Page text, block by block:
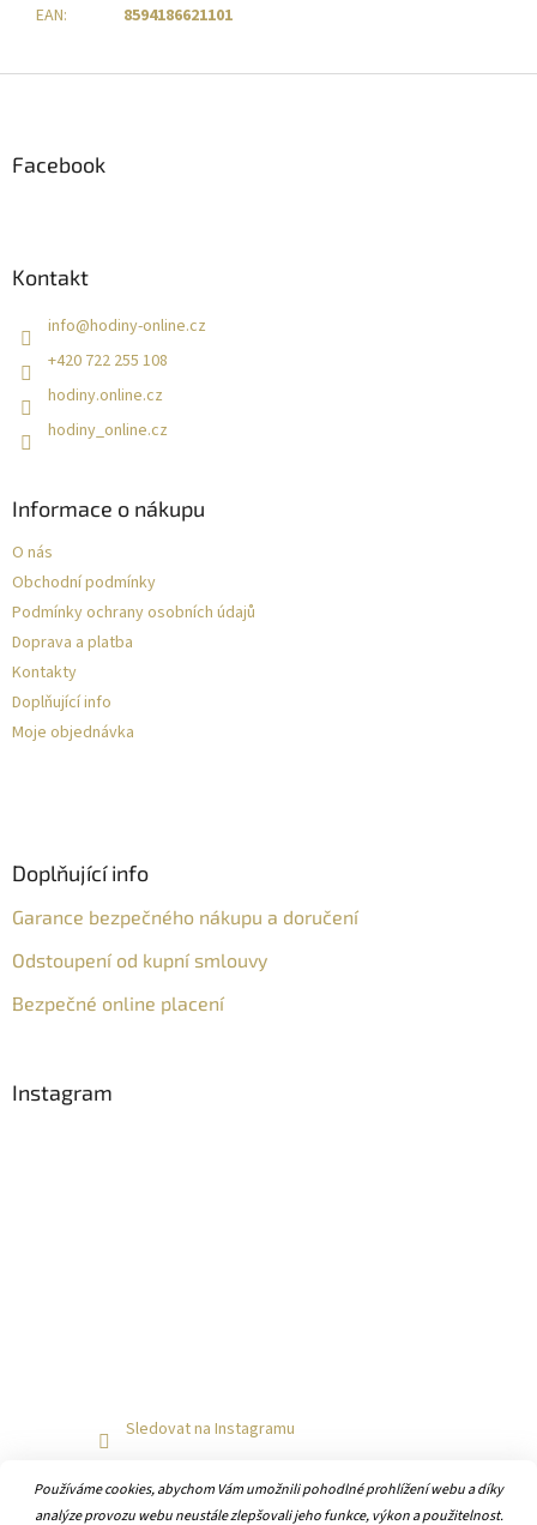
Používáme cookies, abychom Vám umožnili pohodlné prohlížení webu a díky
analýze provozu webu neustále zlepšovali jeho funkce, výkon a použitelnost.
EAN: 8594186621101
Facebook
Kontakt
info@hodiny-online.cz
+420 722 255 108
hodiny.online.cz
hodiny_online.cz
Informace o nákupu
O nás
Obchodní podmínky
Podmínky ochrany osobních údajů
Doprava a platba
Kontakty
Doplňující info
Moje objednávka
Doplňující info
Garance bezpečného nákupu a doručení
Odstoupení od kupní smlouvy
Bezpečné online placení
Instagram
Sledovat na Instagramu